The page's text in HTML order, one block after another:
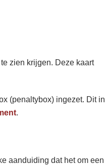
zien krijgen. Deze kaart
(penaltybox) ingezet. Dit in
.
aanduiding dat het om een